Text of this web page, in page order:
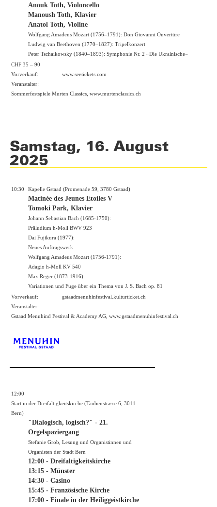
Anouk Toth, Violoncello
Manoush Toth, Klavier
Anatol Toth, Violine
Wolfgang Amadeus Mozart (1756–1791): Don Giovanni Ouvertüre
Ludwig van Beethoven (1770–1827): Tripelkonzert
Peter Tschaikowsky (1840–1893): Symphonie Nr. 2 «Die Ukrainische»
CHF 35 – 90
Vorverkauf:
www.seetickets.com
Veranstalter:
Sommerfestspiele Murten Classics, www.murtenclassics.ch
Samstag, 16. August
2025
10:30 Kapelle Gstaad (Promenade 59, 3780 Gstaad)
Matinée des Jeunes Etoiles V
Tomoki Park, Klavier
Johann Sebastian Bach (1685-1750):
Präludium h-Moll BWV 923
Dai Fujikura (1977):
Neues Auftragswerk
Wolfgang Amadeus Mozart (1756-1791):
Adagio h-Moll KV 540
Max Reger (1873-1916)
Variationen und Fuge über ein Thema von J. S. Bach op. 81
Vorverkauf:
gstaadmenuhinfestival.kulturticket.ch
Veranstalter:
Gstaad Menuhind Festival & Academy AG, www.gstaadmenuhinfestival.ch
12:00
Start in der Dreifaltigkeitskirche (Taubenstrasse 6, 3011
Bern)
"Dialogisch, logisch?" - 21.
Orgelspaziergang
Stefanie Grob, Lesung und Organistinnen und
Organisten der Stadt Bern
12:00 - Dreifaltigkeitskirche
13:15 - Münster
14:30 - Casino
15:45 - Französische Kirche
17:00 - Finale in der Heiliggeistkirche